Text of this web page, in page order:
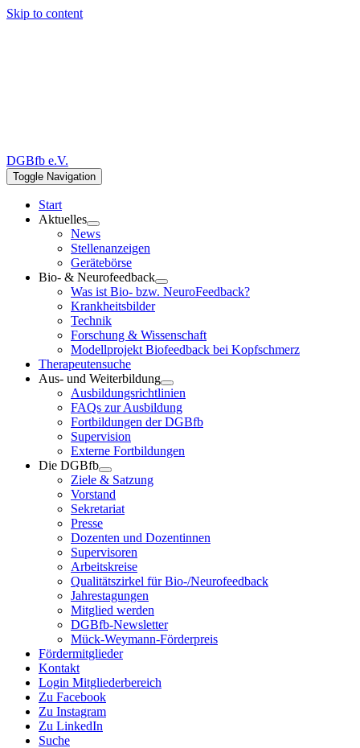
Skip to content
DGBfb e.V.
Toggle Navigation
Start
Aktuelles
News
Stellenanzeigen
Gerätebörse
Bio- & Neurofeedback
Was ist Bio- bzw. NeuroFeedback?
Krankheitsbilder
Technik
Forschung & Wissenschaft
Modellprojekt Biofeedback bei Kopfschmerz
Therapeutensuche
Aus- und Weiterbildung
Ausbildungsrichtlinien
FAQs zur Ausbildung
Fortbildungen der DGBfb
Supervision
Externe Fortbildungen
Die DGBfb
Ziele & Satzung
Vorstand
Sekretariat
Presse
Dozenten und Dozentinnen
Supervisoren
Arbeitskreise
Qualitätszirkel für Bio-/Neurofeedback
Jahrestagungen
Mitglied werden
DGBfb-Newsletter
Mück-Weymann-Förderpreis
Fördermitglieder
Kontakt
Login Mitgliederbereich
Zu Facebook
Zu Instagram
Zu LinkedIn
Suche